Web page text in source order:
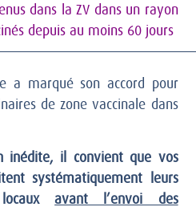
dans la ZV dans un rayon
depuis au moins 60 jours
a marqué son accord pour
de zone vaccinale dans
inédite, il convient que vos
systématiquement leurs
locauxavant l’envoi des